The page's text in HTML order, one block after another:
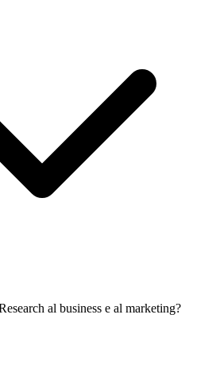
al business e al marketing?